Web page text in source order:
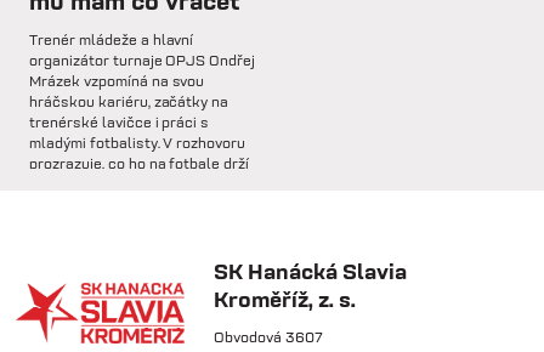
so 31.1.
🅱️ Prohra proti rezervě Gorniku
Zabrze.
so 31.1.
🅱️ DNES HRAJÍ HANÁCI 🔴⚪️Dnes
🏆 VÍTĚZOVÉ ZIMNÍ TIPSPORT
LIGY! 🏆SK Hanácká Slavia
Kroměříž...
Trenér mládeže a hlavní
organizátor turnaje OPJS Ondřej
Mrázek vzpomíná na svou
hráčskou kariéru, začátky na
trenérské lavičce i práci s
mladými fotbalisty. V rozhovoru
prozrazuje, co ho na fotbale drží
SK Hanácká Slavia
Kroměříž, z. s.
Obvodová 3607